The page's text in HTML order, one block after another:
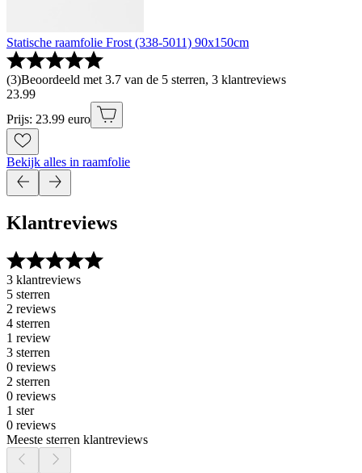
Statische raamfolie Frost (338-5011) 90x150cm
(3)Beoordeeld met 3.7 van de 5 sterren, 3 klantreviews
23.99
Prijs: 23.99 euro
Bekijk alles in raamfolie
Klantreviews
3 klantreviews
5 sterren
2 reviews
4 sterren
1 review
3 sterren
0 reviews
2 sterren
0 reviews
1 ster
0 reviews
Meeste sterren klantreviews